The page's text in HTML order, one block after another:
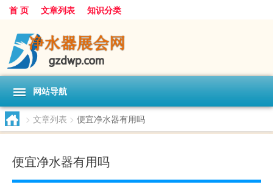
首 页 文章列表 知识分类
网站导航
> 文章列表 > 便宜净水器有用吗
便宜净水器有用吗